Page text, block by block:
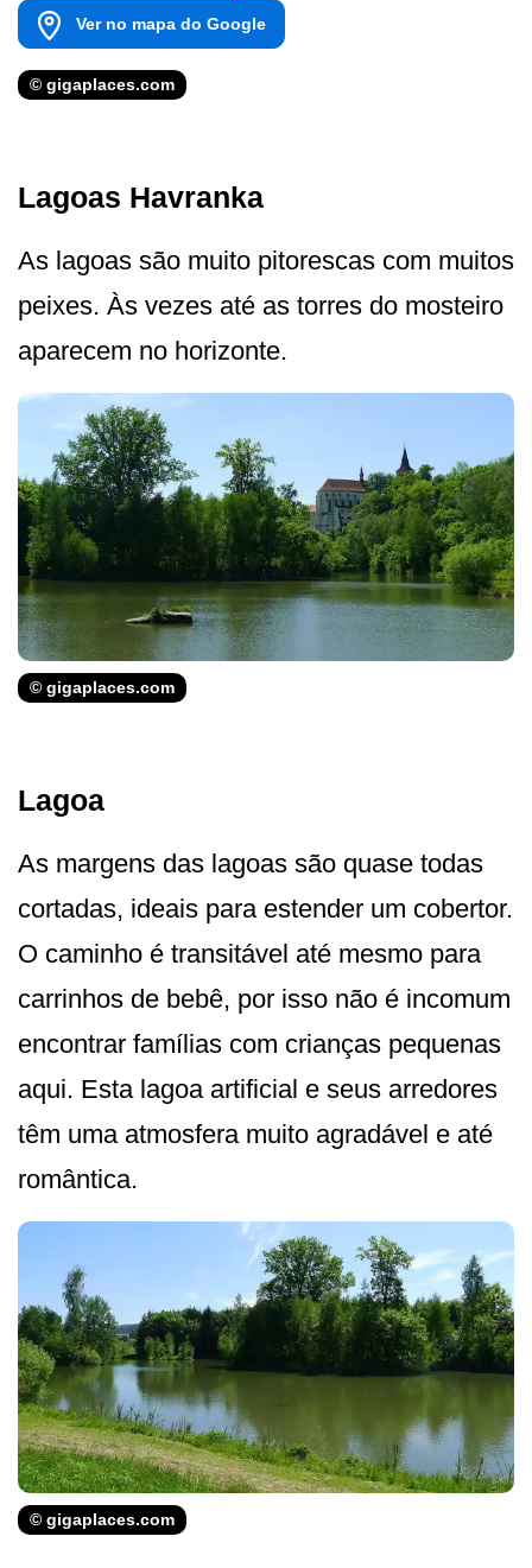
Ver no mapa do Google
© gigaplaces.com
Lagoas Havranka
As lagoas são muito pitorescas com muitos
peixes. Às vezes até as torres do mosteiro
aparecem no horizonte.
© gigaplaces.com
Lagoa
As margens das lagoas são quase todas
cortadas, ideais para estender um cobertor.
O caminho é transitável até mesmo para
carrinhos de bebê, por isso não é incomum
encontrar famílias com crianças pequenas
aqui. Esta lagoa artificial e seus arredores
têm uma atmosfera muito agradável e até
romântica.
© gigaplaces.com